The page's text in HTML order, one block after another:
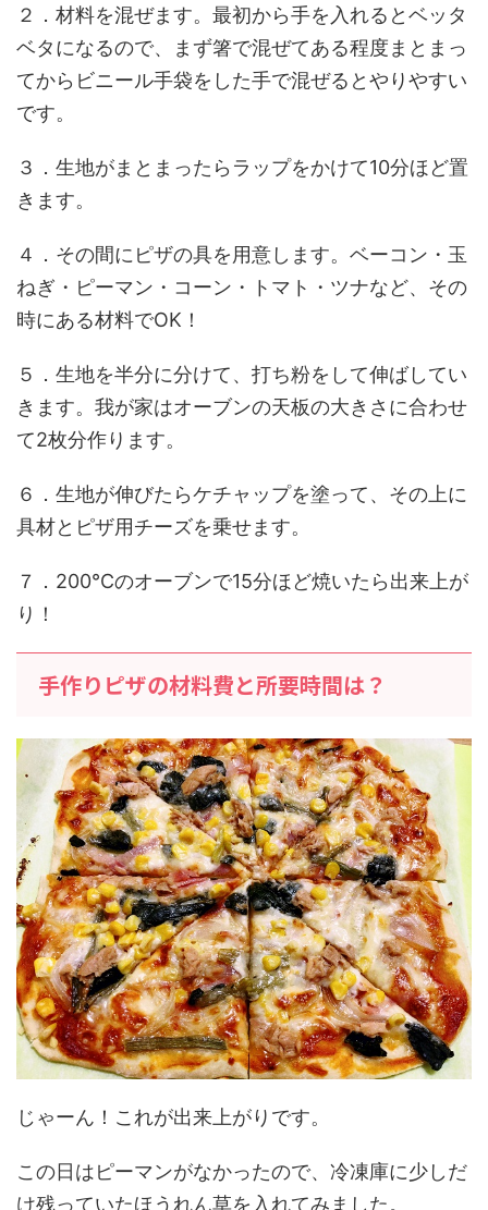
２．材料を混ぜます。最初から手を入れるとベッタ
ベタになるので、まず箸で混ぜてある程度まとまっ
てからビニール手袋をした手で混ぜるとやりやすい
です。
３．生地がまとまったらラップをかけて10分ほど置
きます。
４．その間にピザの具を用意します。ベーコン・玉
ねぎ・ピーマン・コーン・トマト・ツナなど、その
時にある材料でOK！
５．生地を半分に分けて、打ち粉をして伸ばしてい
きます。我が家はオーブンの天板の大きさに合わせ
て2枚分作ります。
６．生地が伸びたらケチャップを塗って、その上に
具材とピザ用チーズを乗せます。
７．200℃のオーブンで15分ほど焼いたら出来上が
り！
手作りピザの材料費と所要時間は？
じゃーん！これが出来上がりです。
この日はピーマンがなかったので、冷凍庫に少しだ
け残っていたほうれん草を入れてみました。